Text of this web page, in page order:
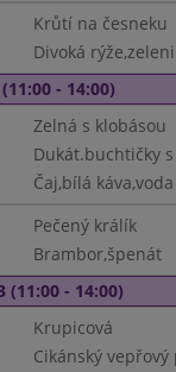
Krůtí na česneku
Divoká
- 14:00)
Zelná s klobásou
Dukát.buchtičky
Čaj,bílá káva,voda
Pečený králík
Brambor,špenát
(11:00 - 14:00)
Krupicová
Cikánský vepřový